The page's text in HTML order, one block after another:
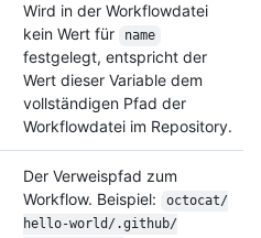
Wird in der Workflowdatei
kein Wert für
name
festgelegt, entspricht der
Wert dieser Variable dem
vollständigen Pfad der
Workflowdatei im Repository.
Der Verweispfad zum
Workflow. Beispiel:
octocat/
hello-world/.github/